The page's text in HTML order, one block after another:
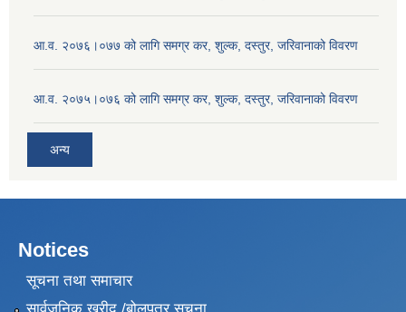
आ.व. २०७६।०७७ को लागि समग्र कर, शुल्क, दस्तुर, जरिवानाको विवरण
आ.व. २०७५।०७६ को लागि समग्र कर, शुल्क, दस्तुर, जरिवानाको विवरण
अन्य
Notices
सूचना तथा समाचार